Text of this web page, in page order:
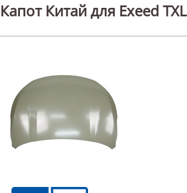
Капот Китай для Exeed TXL